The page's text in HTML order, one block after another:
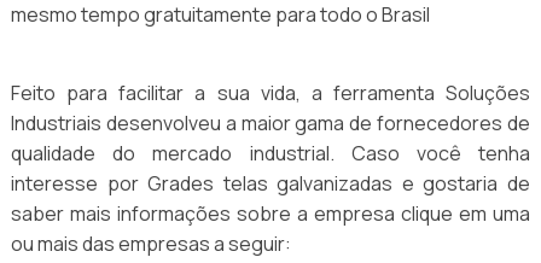
mesmo tempo gratuitamente para todo o Brasil
Feito para facilitar a sua vida, a ferramenta Soluções
Industriais desenvolveu a maior gama de fornecedores de
qualidade do mercado industrial. Caso você tenha
interesse por Grades telas galvanizadas e gostaria de
saber mais informações sobre a empresa clique em uma
ou mais das empresas a seguir: